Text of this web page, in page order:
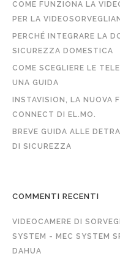
COME FUNZIONA LA
PER LA
PERCHÉ INTEGRARE LA
SICUREZZA DOMESTICA
COME SCEGLIERE LE
UNA GUIDA
INSTAVISION, LA NUOVA
CONNECT DI EL.MO.
BREVE GUIDA ALLE
DI SICUREZZA
COMMENTI RECENTI
VIDEOCAMERE DI
SYSTEM - MEC SYSTEM
DAHUA